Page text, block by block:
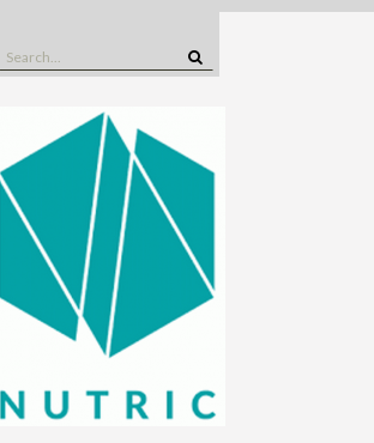
Search